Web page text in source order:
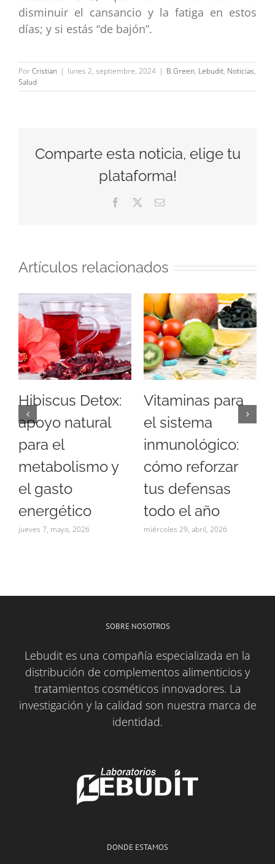
disminuir el cansancio y la fatiga en estos
días; y si estás “de bajón”.
PorCristian | lunes 2, septiembre, 2024 | B.Green, Lebudit, Noticias,
Salud
Comparte esta noticia, elige tu
plataforma!
Facebook
Correo
Artículos relacionados
Hibiscus Detox:
apoyo natural
para el
metabolismo y
el gasto
energético
jueves 7, mayo, 2026
Vitaminas para
el sistema
inmunológico:
cómo reforzar
tus defensas
todo el año
miércoles 29, abril, 2026
SOBRE NOSOTROS
Lebudit es una compañía especializada en la
distribución de complementos alimenticios y
tratamientos cosméticos innovadores. La
investigación y la calidad son nuestra marca de
identidad.
DONDE ESTAMOS